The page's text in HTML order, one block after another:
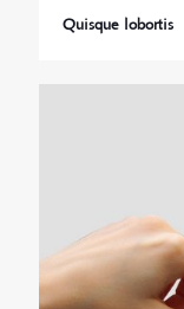
Quisque lobortis